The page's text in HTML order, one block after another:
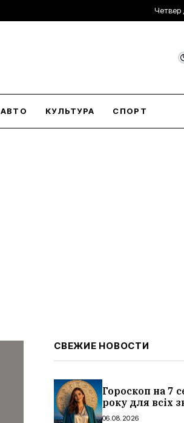
Четвер
АВТО КУЛЬТУРА СПОРТ
СВЕЖИЕ НОВОСТИ
Гороскоп на 7
року для всіх
зодіаку: кому
06.08.2026